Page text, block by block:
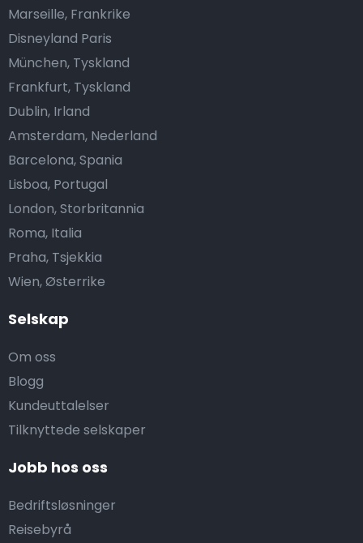
Selskap
Om oss
Blogg
Kundeuttalelser
Tilknyttede selskaper
Jobb hos oss
Bedriftsløsninger
Reisebyrå
Marseille, Frankrike
Disneyland Paris
München, Tyskland
Frankfurt, Tyskland
Dublin, Irland
Amsterdam, Nederland
Barcelona, Spania
Lisboa, Portugal
London, Storbritannia
Roma, Italia
Praha, Tsjekkia
Wien, Østerrike